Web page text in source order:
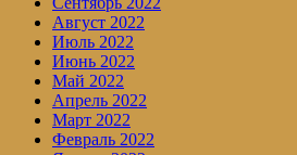
Август 2022
Июль 2022
Июнь 2022
Май 2022
Апрель 2022
Март 2022
Февраль 2022